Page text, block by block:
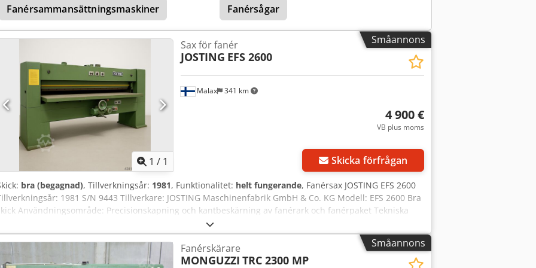
mm Användbar kaplängd (enkel giljotin): 3550 mm Pressslag: 100 mm Pressbredd: 550 mm Minsta
kapbredd: 18 mm Största kapbredd: 530 mm Spilljusteringsområde: 0–50 mm Fotoceller Elektronisk
programmerare för att ställa in antal snitt och respektive bredd. Perimeterskydd Installerad total effekt:
13,9 kW Arbetstryck: 6/7 bar Yttermått: 5 200 × 1 700 × 1 800 mm (H) Vikt: 9 000 kg
Fanérsammansättningsmaskiner
Fanérsågar
Småannons
1 / 1
Malax 341 km
Sax för fanér
JOSTING EFS 2600
4 900 €
VB plus moms
Skicka förfrågan
bra (begagnad), Tillverkningsår: 1981, Funktionalitet: helt fungerande, Fanérsax JOSTING EFS 2600
1981 S/N 9443 Tillverkare: JOSTING Maschinenfabrik GmbH & Co. KG Modell: EFS 2600 Bra
Användningsområde: Precisionskapning och kantbeskärning av fanérark och fanérpaket Tekniska
data: Snittlängd: 2 600 mm (effektiv skärbredd) Snittgodstjocklek: upp till ca 3 mm (beroende på fanértyp
skick) Drivning: Elektrisk motor med rem- och excenteraxel Skärprincip: Överkniv rör sig vertikalt mot
fast underkniv (giljotinsnitt) Knivar: Högkvalitativt snabbstål (HSS), slipat och utbytbart Matning: Manuell
eller valfritt pneumatisk/hydraulisk, beroende på utförande Bordshöjd: ca 850 mm (ergonomisk för
Småannons
Fanérskärare
MONGUZZI TRC 2300 MP